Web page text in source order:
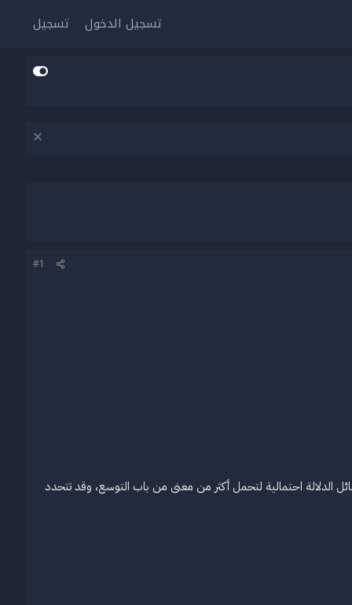
تسجيل الدخول تسجيل
#1
الدلالة احتمالية لتحمل أكثر من معنى من باب التوسع، وقد تتحدد